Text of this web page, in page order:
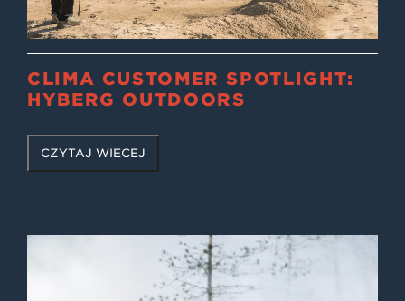
CLIMA CUSTOMER SPOTLIGHT:
HYBERG OUTDOORS
CZYTAJ WIĘCEJ